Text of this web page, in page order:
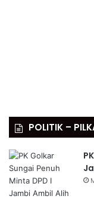
POLITIK –